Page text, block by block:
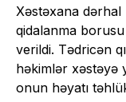
Xəstəxana dərhal
qidalanma
verildi. Tədricən
həkimlər xəstəyə
onun həyatı